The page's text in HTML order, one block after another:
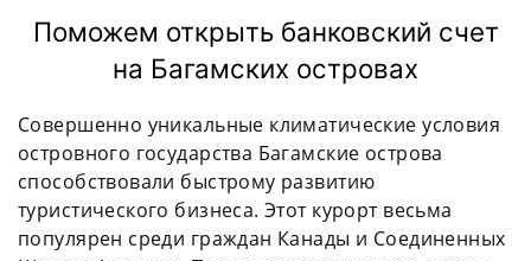
Поможем открыть банковский счет
на Багамских островах
Совершенно уникальные климатические условия
островного государства Багамские острова
способствовали быстрому развитию
туристического бизнеса. Этот курорт весьма
популярен среди граждан Канады и Соединенных